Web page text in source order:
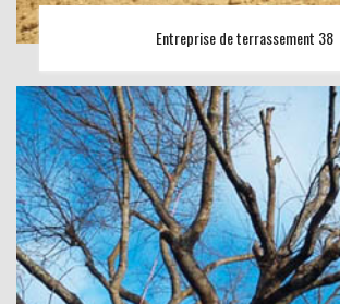
Entreprise de terrassement 38